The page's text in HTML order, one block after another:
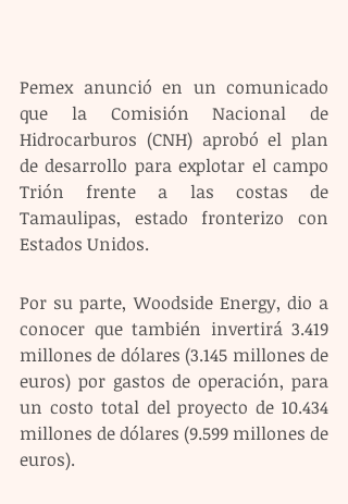
Pemex anunció en un comunicado
que la Comisión Nacional de
Hidrocarburos (CNH) aprobó el plan
de desarrollo para explotar el campo
Trión frente a las costas de
Tamaulipas, estado fronterizo con
Estados Unidos.
Por su parte, Woodside Energy, dio a
conocer que también invertirá 3.419
millones de dólares (3.145 millones de
euros) por gastos de operación, para
un costo total del proyecto de 10.434
millones de dólares (9.599 millones de
euros).